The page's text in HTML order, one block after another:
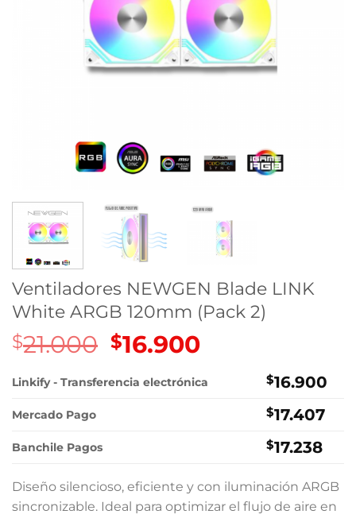
Ventiladores NEWGEN Blade LINK
White ARGB 120mm (Pack 2)
$21.000 El
precio
original
$16.900El
actual
$16.900.
Linkify - Transferencia electrónica $16.900
Mercado Pago $17.407
Banchile Pagos $17.238
Diseño silencioso, eficiente y con iluminación ARGB
sincronizable. Ideal para optimizar el flujo de aire en